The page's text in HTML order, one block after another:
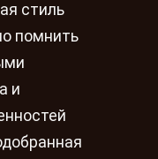
стиль
помнить
и